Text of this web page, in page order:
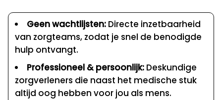
Geen wachtlijsten: Directe inzetbaarheid
van zorgteams, zodat je snel de benodigde
hulp ontvangt.
Professioneel & persoonlijk: Deskundige
zorgverleners die naast het medische stuk
altijd oog hebben voor jou als mens.